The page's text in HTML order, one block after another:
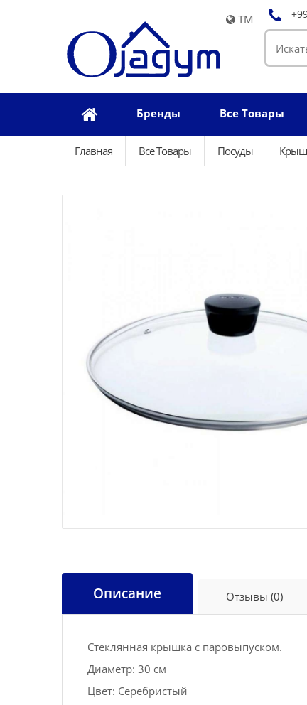
TM
Бренды Все Товары
Главная Все Товары Посуды
Описание Отзывы (0)
Стеклянная крышка с паровыпуском.
Диаметр: 30 см
Цвет: Серебристый